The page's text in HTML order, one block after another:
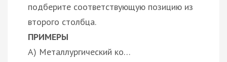
подберите соответствующую позицию из
второго столбца.
ПРИМЕРЫ
А) Металлургический ко…